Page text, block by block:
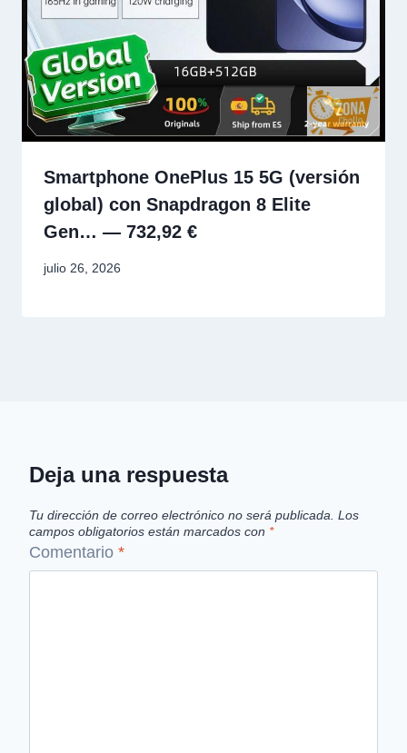
Smartphone OnePlus 15 5G (versión
global) con Snapdragon 8 Elite
Gen… — 732,92 €
julio 26, 2026
Deja una respuesta
Tu dirección de correo electrónico no será publicada. Los
campos obligatorios están marcados con *
Comentario *